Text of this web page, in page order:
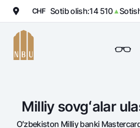
Shaxsiy kabinet
Jismoniy shaxslarga
CHF Sotib olish:14 510▲
Ovozni
Milliy sovgʻalar
Oʻzbekiston Milliy banki